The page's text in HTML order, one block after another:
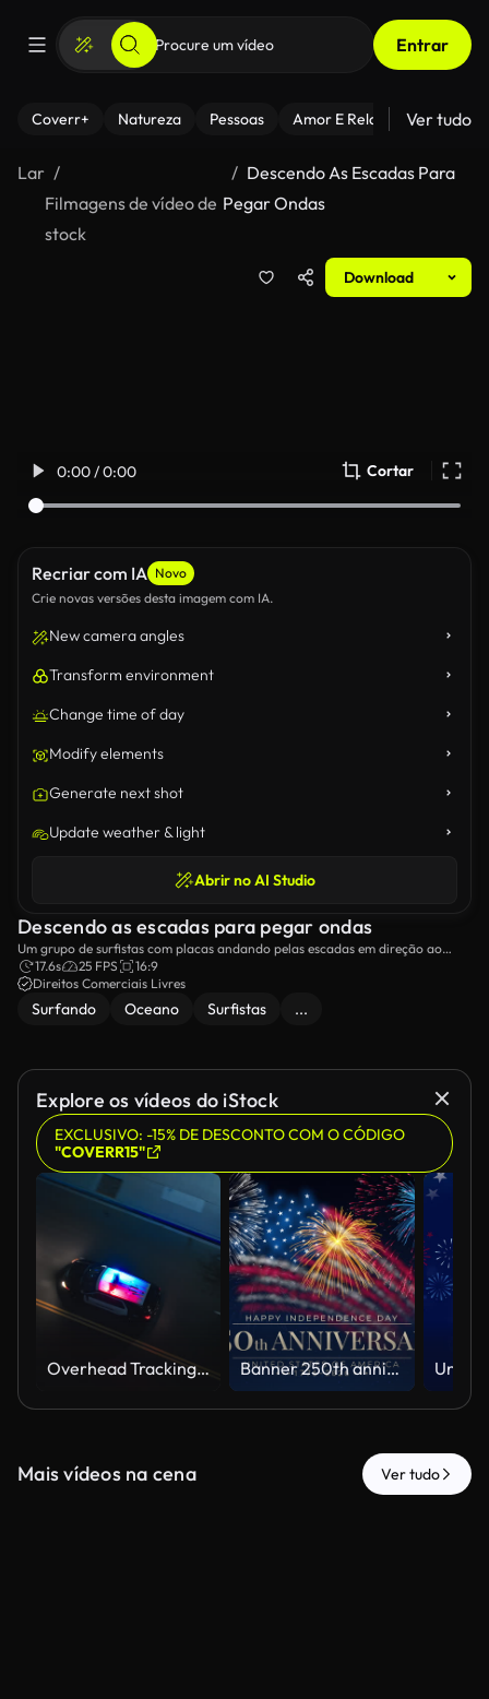
Entrar
Coverr+ Natureza Pessoas Amor E Relacionamentos
Ver tudo
Lar
Filmagens de vídeo de
stock
Descendo As Escadas Para
Pegar Ondas
Download
0:00 / 0:00 Cortar
Recriar com IA Novo
Crie novas versões desta imagem com IA.
New camera angles
Transform environment
Change time of day
Modify elements
Generate next shot
Update weather & light
Abrir no AI Studio
Descendo as escadas para pegar ondas
Um grupo de surfistas com placas andando pelas escadas em direção ao
oceano brilhante.
17.6s 25 FPS
16:9
Direitos Comerciais Livres
Surfando Oceano Surfistas ...
Explore os vídeos do iStock
EXCLUSIVO: -15% DE DESCONTO COM O CÓDIGO
"COVERR15"
Overhead Tracking Drone Shot of a Police Car Driving on a City Street with Lights On at Night Banner 250th anniversary of the USA. 250 years of independence. 4th of july 2026 usa independence day, video greeting card. US flag fireworks on blue sky background. Fourth of july. 4k seamless loop
Mais vídeos na cena Ver tudo